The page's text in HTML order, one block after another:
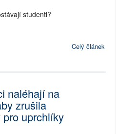
studenti?
Celý článek
naléhají na
zrušila
uprchlíky